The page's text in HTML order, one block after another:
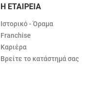
Η ΕΤΑΙΡΕΙΑ
Ιστορικό - Όραμα
Franchise
Καριέρα
Βρείτε το κατάστημά σας